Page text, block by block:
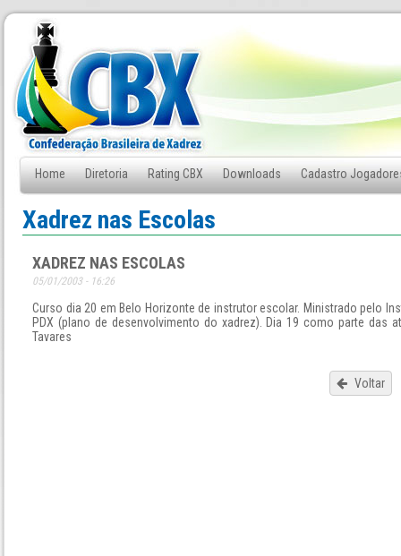
Home Diretoria Rating CBX Downloads Cadastro
Fale Conosco
Xadrez nas Escolas
XADREZ NAS ESCOLAS
05/01/2003 - 16:26
Curso dia 20 em Belo Horizonte de instrutor escolar. Ministrado pelo
PDX (plano de desenvolvimento do xadrez). Dia 19 como parte
Tavares
Voltar